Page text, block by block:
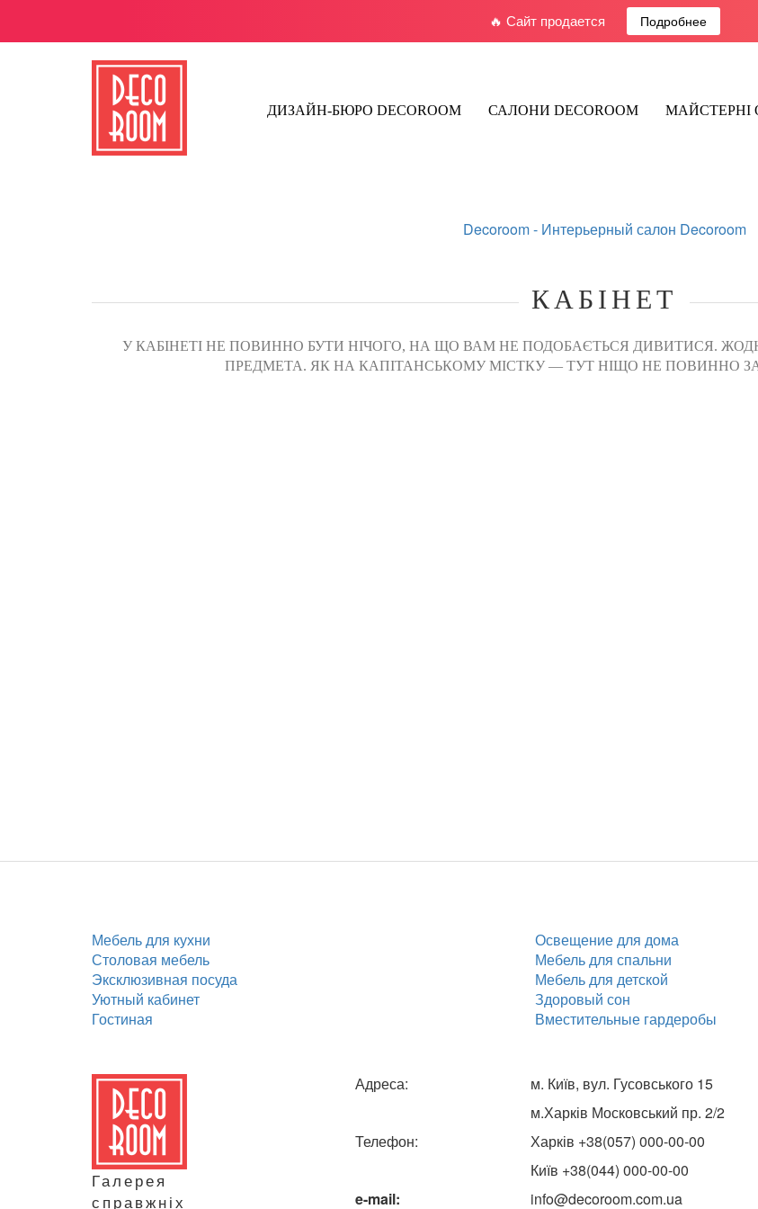
🔥 Сайт продается Подробнее
ДИЗАЙН-БЮРО DECOROOM САЛОНИ DECOROOM МАЙСТЕРНІ
Decoroom - Интерьерный салон Decoroom
КАБІНЕТ
У КАБІНЕТІ НЕ ПОВИННО БУТИ НІЧОГО, НА ЩО ВАМ НЕ ПОДОБАЄТЬСЯ ДИВИТИСЯ.
ПРЕДМЕТА. ЯК НА КАПІТАНСЬКОМУ МІСТКУ — ТУТ НІЩО НЕ ПОВИННО
Мебель для кухни
Столовая мебель
Эксклюзивная посуда
Уютный кабинет
Гостиная
Освещение для дома
Мебель для спальни
Мебель для детской
Здоровый сон
Вместительные гардеробы
Галерея
справжніх
Адреса:
м. Київ, вул. Гусовського 15
м.Харків Московський пр. 2/2
Телефон:
Харків +38(057) 000-00-00
Київ +38(044) 000-00-00
e-mail:
info@decoroom.com.ua